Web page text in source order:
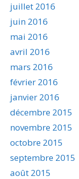
juillet 2016
juin 2016
mai 2016
avril 2016
mars 2016
février 2016
janvier 2016
décembre 2015
novembre 2015
octobre 2015
septembre 2015
août 2015